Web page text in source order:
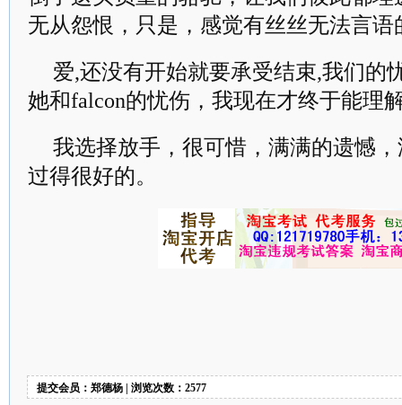
无从怨恨，只是，感觉有丝丝无法言语
爱,还没有开始就要承受结束,我们的
她和falcon的忧伤，我现在才终于能理
我选择放手，很可惜，满满的遗憾
过得很好的。
提交会员：郑德杨 | 浏览次数：2577